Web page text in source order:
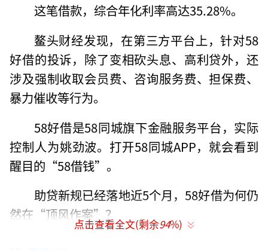
这笔借款，综合年化利率高达35.28%。
鳌头财经发现，在第三方平台上，针对58
好借的投诉，除了变相砍头息、高利贷外，还
涉及强制收取会员费、咨询服务费、担保费、
暴力催收等行为。
58好借是58同城旗下金融服务平台，实际
控制人为姚劲波。打开58同城APP，就会看到
醒目的“58借钱”。
助贷新规已经落地近5个月，58好借为何仍
然在“顶风作案”？
点击查看全文(剩余94%)